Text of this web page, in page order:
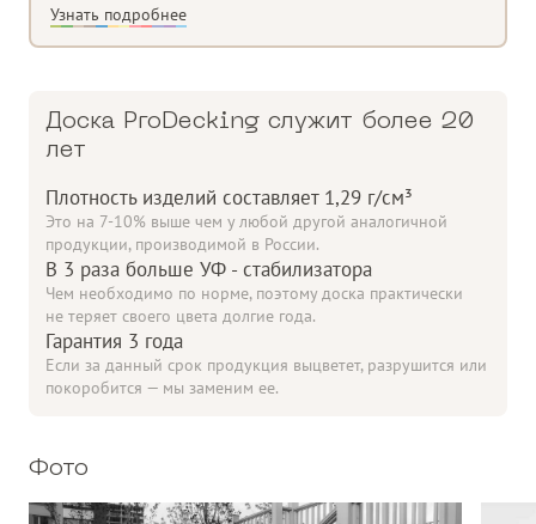
Узнать подробнее
Доска ProDecking служит более 20
лет
Плотность изделий составляет 1,29 г/см³
Это на 7-10% выше чем у любой другой аналогичной
продукции, производимой в России.
В 3 раза больше УФ - стабилизатора
Чем необходимо по норме, поэтому доска практически
не теряет своего цвета долгие года.
Гарантия 3 года
Если за данный срок продукция выцветет, разрушится или
покоробится — мы заменим ее.
Фото